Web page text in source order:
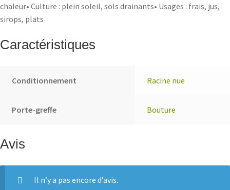
chaleur• Culture : plein soleil, sols drainants• Usages : frais, jus,
sirops, plats
Caractéristiques
Conditionnement Racine nue
Porte-greffe Bouture
Avis
Il n’y a pas encore d’avis.